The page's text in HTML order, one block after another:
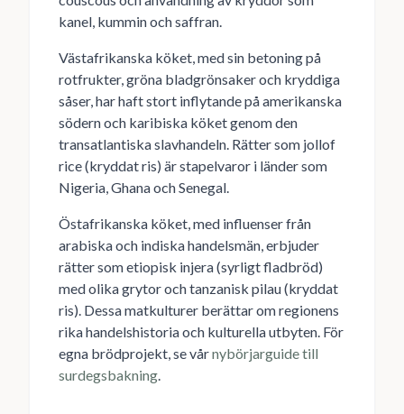
kanel, kummin och saffran.
Västafrikanska köket, med sin betoning på
rotfrukter, gröna bladgrönsaker och kryddiga
såser, har haft stort inflytande på amerikanska
södern och karibiska köket genom den
transatlantiska slavhandeln. Rätter som jollof
rice (kryddat ris) är stapelvaror i länder som
Nigeria, Ghana och Senegal.
Östafrikanska köket, med influenser från
arabiska och indiska handelsmän, erbjuder
rätter som etiopisk injera (syrligt fladbröd)
med olika grytor och tanzanisk pilau (kryddat
ris). Dessa matkulturer berättar om regionens
rika handelshistoria och kulturella utbyten. För
egna brödprojekt, se vårnybörjarguide till
surdegsbakning.